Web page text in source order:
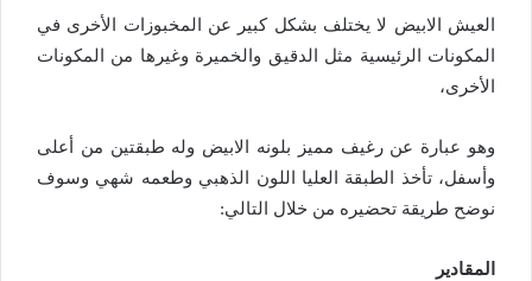
العيش الابيض لا يختلف بشكل كبير عن المخبوزات الأخرى في
المكونات الرئيسية مثل الدقيق والخميرة وغيرها من المكونات
الأخرى،
وهو عبارة عن رغيف مميز بلونه الابيض وله طبقتين من أعلى
وأسفل، تأخذ الطبقة العليا اللون الذهبي وطعمه شهي وسوف
نوضح طريقة تحضيره من خلال التالي:
المقادير